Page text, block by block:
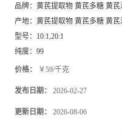
品牌： 黄芪提取物 黄芪多糖 黄芪
产地： 黄芪提取物 黄芪多糖 黄芪
型号： 10:1,20:1
纯度： 99
价格： ￥59/千克
发布日期： 2026-02-27
更新日期： 2026-08-06